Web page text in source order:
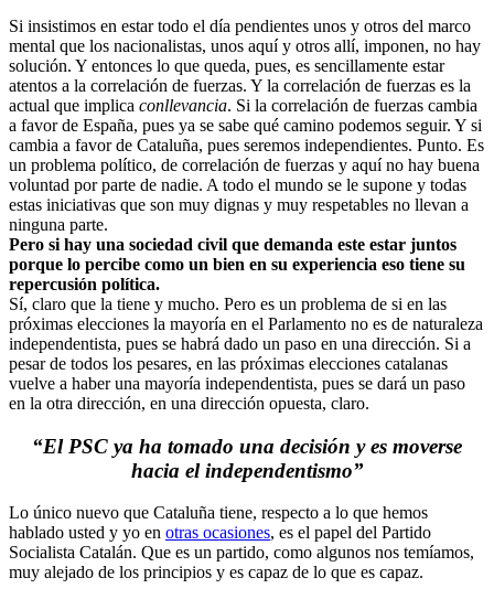
Si insistimos en estar todo el día pendientes unos y otros del marco
mental que los nacionalistas, unos aquí y otros allí, imponen, no hay
solución. Y entonces lo que queda, pues, es sencillamente estar
atentos a la correlación de fuerzas. Y la correlación de fuerzas es la
actual que implica conllevancia. Si la correlación de fuerzas cambia
a favor de España, pues ya se sabe qué camino podemos seguir. Y si
cambia a favor de Cataluña, pues seremos independientes. Punto. Es
un problema político, de correlación de fuerzas y aquí no hay buena
voluntad por parte de nadie. A todo el mundo se le supone y todas
estas iniciativas que son muy dignas y muy respetables no llevan a
ninguna parte.
Pero si hay una sociedad civil que demanda este estar juntos
porque lo percibe como un bien en su experiencia eso tiene su
repercusión política.
Sí, claro que la tiene y mucho. Pero es un problema de si en las
próximas elecciones la mayoría en el Parlamento no es de naturaleza
independentista, pues se habrá dado un paso en una dirección. Si a
pesar de todos los pesares, en las próximas elecciones catalanas
vuelve a haber una mayoría independentista, pues se dará un paso
en la otra dirección, en una dirección opuesta, claro.
“El PSC ya ha tomado una decisión y es moverse
hacia el independentismo”
Lo único nuevo que Cataluña tiene, respecto a lo que hemos
hablado usted y yo en otras ocasiones, es el papel del Partido
Socialista Catalán. Que es un partido, como algunos nos temíamos,
muy alejado de los principios y es capaz de lo que es capaz.